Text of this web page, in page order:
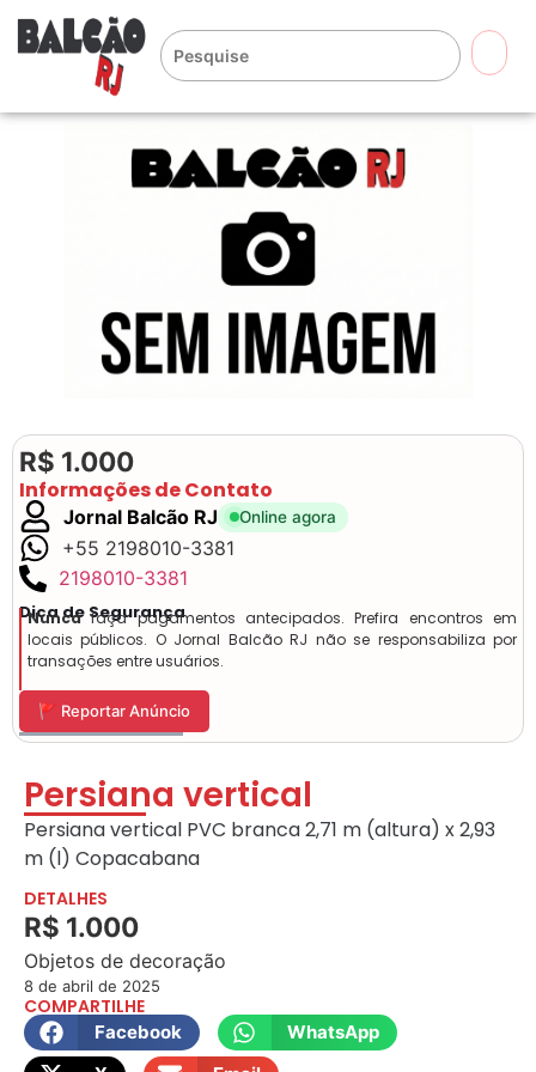
R$ 1.000
Informações de Contato
Jornal Balcão RJ Online agora
+55 2198010-3381
2198010-3381
Dica de Segurança
Nuncafaça pagamentos antecipados. Prefira encontros em
locais públicos. O Jornal Balcão RJ não se responsabiliza por
transações entre usuários.
🚩 Reportar Anúncio
Persiana vertical
Persiana vertical PVC branca 2,71 m (altura) x 2,93
m (l) Copacabana
DETALHES
R$ 1.000
Objetos de decoração
8 de abril de 2025
COMPARTILHE
Facebook
WhatsApp